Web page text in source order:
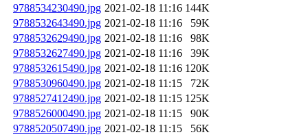
9788534230490.jpg 2021-02-18 11:16 144K
9788532643490.jpg 2021-02-18 11:16
59K
9788532629490.jpg 2021-02-18 11:16
98K
9788532627490.jpg 2021-02-18 11:16
39K
9788532615490.jpg 2021-02-18 11:16 120K
9788530960490.jpg 2021-02-18 11:15
72K
9788527412490.jpg 2021-02-18 11:15 125K
9788526000490.jpg 2021-02-18 11:15
90K
9788520507490.jpg 2021-02-18 11:15
56K